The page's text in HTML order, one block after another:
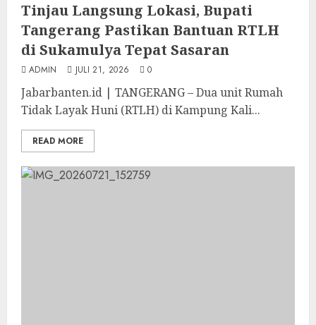
Tinjau Langsung Lokasi, Bupati
Tangerang Pastikan Bantuan RTLH
di Sukamulya Tepat Sasaran
ADMIN JULI 21, 2026 0
Jabarbanten.id | TANGERANG – Dua unit Rumah
Tidak Layak Huni (RTLH) di Kampung Kali...
READ MORE